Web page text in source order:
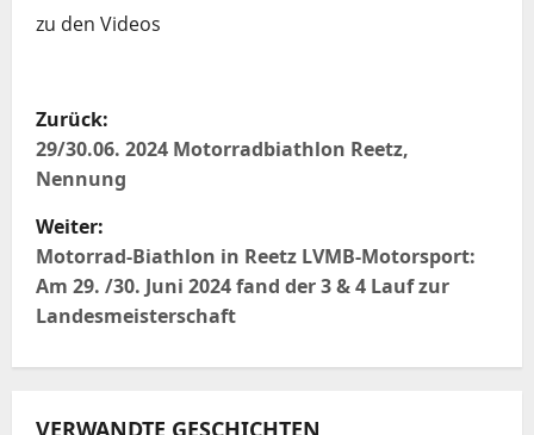
zu den Videos
B
e
i
t
r
a
g
Zurück:
29/30.06. 2024 Motorradbiathlon Reetz,
Nennung
Weiter:
Motorrad-Biathlon in Reetz LVMB-Motorsport:
Am 29. /30. Juni 2024 fand der 3 & 4 Lauf zur
Landesmeisterschaft
VERWANDTE GESCHICHTEN